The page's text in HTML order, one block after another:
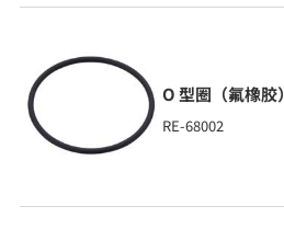
O 型圈（氟橡胶）
RE-68002